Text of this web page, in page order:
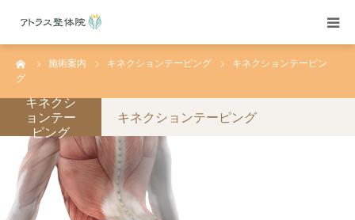
施術案内 キネクションテーピング
キネクションテーピン
グ
キネクシ
ョンテー
ピング
キネクションテーピング
当院紹介
施術案内
施術料金
よくある質問